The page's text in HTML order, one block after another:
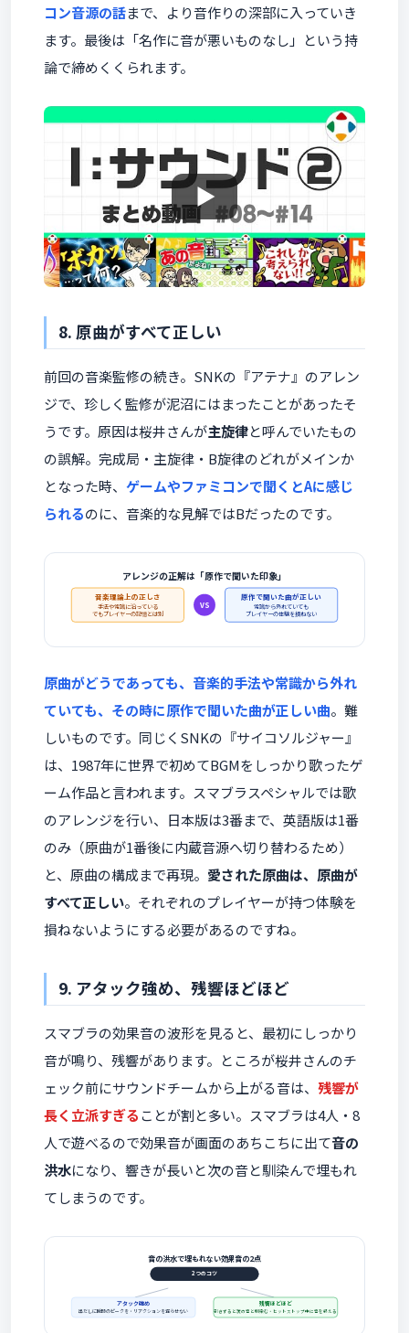
コン音源の話まで、より音作りの深部に入っていき
ます。最後は「名作に音が悪いものなし」という持
論で締めくくられます。
8. 原曲がすべて正しい
前回の音楽監修の続き。SNKの『アテナ』のアレン
ジで、珍しく監修が泥沼にはまったことがあったそ
うです。原因は桜井さんが主旋律と呼んでいたもの
の誤解。完成局・主旋律・B旋律のどれがメインか
となった時、 ゲームやファミコンで聞くとAに感じ
られるのに、音楽的な見解ではBだったのです。
アレンジの正解は「原作で聞いた印象」
音楽理論上の正しさ
手法や常識に沿っている
でもプレイヤーの記憶とは別
原作で聞いた曲が正しい
常識から外れていても
プレイヤーの体験を損ねない
VS
原曲がどうであっても、音楽的手法や常識から外れ
ていても、その時に原作で聞いた曲が正しい曲。難
しいものです。同じくSNKの『サイコソルジャー』
は、1987年に世界で初めてBGMをしっかり歌ったゲ
ーム作品と言われます。スマブラスペシャルでは歌
のアレンジを行い、日本版は3番まで、英語版は1番
のみ（原曲が1番後に内蔵音源へ切り替わるため）
と、原曲の構成まで再現。 愛された原曲は、原曲が
すべて正しい。それぞれのプレイヤーが持つ体験を
損ねないようにする必要があるのですね。
9. アタック強め、残響ほどほど
スマブラの効果音の波形を見ると、最初にしっかり
音が鳴り、残響があります。ところが桜井さんのチ
ェック前にサウンドチームから上がる音は、 残響が
長く立派すぎることが割と多い。スマブラは4人・8
人で遊べるので効果音が画面のあちこちに出て音の
洪水になり、響きが長いと次の音と馴染んで埋もれ
てしまうのです。
音の洪水で埋もれない効果音の2点
2つのコツ
アタック強め
出だしに瞬時のピークを・リアクションを遅らせない
残響ほどほど
引きずると次の音と馴染む・ヒットストップ中に音を終える